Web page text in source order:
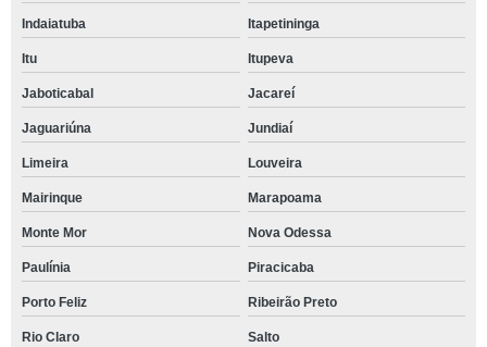
Indaiatuba Itapetininga
Itu Itupeva
Jaboticabal Jacareí
Jaguariúna Jundiaí
Limeira Louveira
Mairinque Marapoama
Monte Mor Nova Odessa
Paulínia Piracicaba
Porto Feliz Ribeirão Preto
Rio Claro Salto